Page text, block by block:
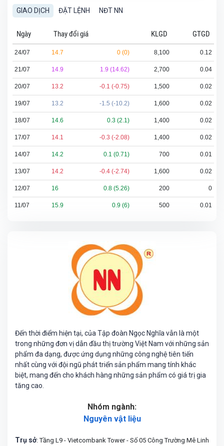
GIAO DỊCH ĐẶT LỆNH NĐT NN
Ngày Thay đổi giá KLGD GTGD
24/07 14.7 0 (0) 8,100 0.12
21/07 14.9 1.9 (14.62) 2,700 0.04
20/07 13.2 -0.1 (-0.75) 1,500 0.02
19/07 13.2 -1.5 (-10.2) 1,600 0.02
18/07 14.6 0.3 (2.1) 1,400 0.02
17/07 14.1 -0.3 (-2.08) 1,400 0.02
14/07 14.2 0.1 (0.71) 700 0.01
13/07 14.2 -0.4 (-2.74) 1,600 0.02
12/07 16 0.8 (5.26) 200 0
11/07 15.9 0.9 (6) 500 0.01
Đến thời điểm hiện tại, của Tập đoàn Ngọc Nghĩa vẫn là một
trong những đơn vị dẫn đầu thị trường Việt Nam với những sản
phẩm đa dạng, được ứng dụng những công nghệ tiên tiến
nhất cùng với đội ngũ phát triển sản phẩm mang tính khác
biệt, mang đến cho khách hàng những sản phẩm có giá trị gia
tăng cao.
Nhóm ngành:
Nguyên vật liệu
Trụ sở: Tầng L9 - Vietcombank Tower - Số 05 Công Trường Mê Linh